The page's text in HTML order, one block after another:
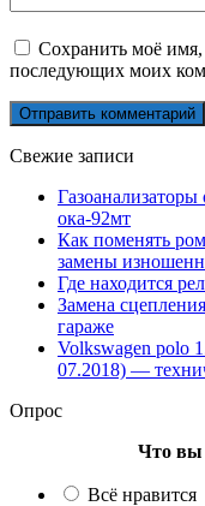
Сохранить моё имя,
последующих моих
Свежие записи
Газоанализаторы
ока-92мт
Как поменять
замены
Где находится
Замена
гараже
Volkswagen polo
07.2018) —
Опрос
Что вы
Всё нравится